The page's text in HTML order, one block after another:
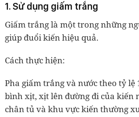
1. Sử dụng giấm trắng
Giấm trắng là một trong những
giúp đuổi kiến hiệu quả.
Cách thực hiện:
Pha giấm trắng và nước theo tỷ lệ
bình xịt, xịt lên đường đi của kiến
chân tủ và khu vực kiến thường